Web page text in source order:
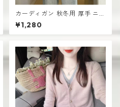
カーディガン 秋冬用 厚手 ニッ
ト生地 レディース 羽織り シン
プル おしゃれ
¥1,280